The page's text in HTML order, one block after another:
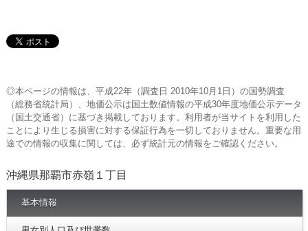
◎本ページの情報は、平成22年（調査日 2010年10月1日）の国勢調査
（総務省統計局）、地価公示は国土数値情報の平成30年度地価公示データ
（国土交通省）に基づき掲載しております。利用者が当サイトを利用した
ことにより生じる損害に対する保証行為を一切しておりません。重要な用
途での情報の収集に関しては、必ず統計元の情報をご確認ください。
沖縄県那覇市赤嶺１丁目
基本情報